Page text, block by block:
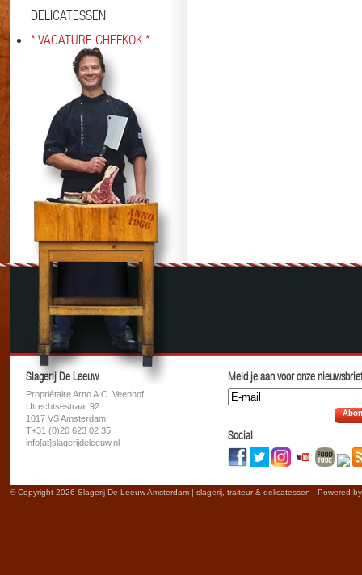
DELICATESSEN
* VACATURE CHEFKOK *
Slagerij De Leeuw
Propriétaire Arno A.C. Veenhof
Utrechtsestraat 92
1017 VS Amsterdam
T+31 (0)20 623 02 35
info[at]slagerijdeleeuw.nl
Meld je aan voor onze
Social
© Copyright 2026 Slagerij De Leeuw Amsterdam | slagerij, traiteur & delicatessen - Powered